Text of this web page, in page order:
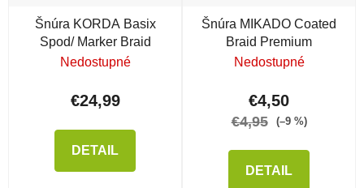
Šnúra KORDA Basix
Spod/ Marker Braid
Nedostupné
€24,99
DETAIL
Šnúra MIKADO Coated
Braid Premium
Nedostupné
€4,50
€4,95 (–9 %)
DETAIL